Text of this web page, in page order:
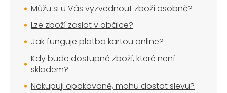
Můžu si u Vás vyzvednout zboží osobně?
Lze zboží zaslat v obálce?
Jak funguje platba kartou online?
Kdy bude dostupné zboží, které není
skladem?
Nakupuji opakovaně, mohu dostat slevu?